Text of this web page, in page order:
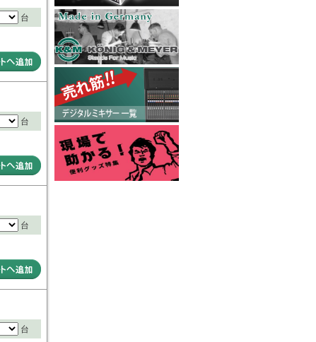
台
台
台
台